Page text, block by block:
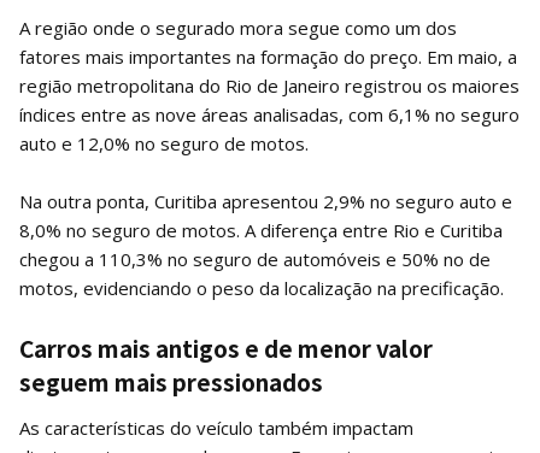
A região onde o segurado mora segue como um dos
fatores mais importantes na formação do preço. Em maio, a
região metropolitana do Rio de Janeiro registrou os maiores
índices entre as nove áreas analisadas, com 6,1% no seguro
auto e 12,0% no seguro de motos.
Na outra ponta, Curitiba apresentou 2,9% no seguro auto e
8,0% no seguro de motos. A diferença entre Rio e Curitiba
chegou a 110,3% no seguro de automóveis e 50% no de
motos, evidenciando o peso da localização na precificação.
Carros mais antigos e de menor valor
seguem mais pressionados
As características do veículo também impactam